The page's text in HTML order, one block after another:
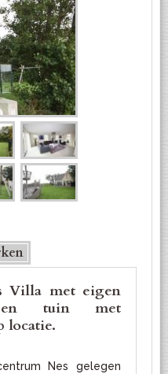
Villa met eigen
en tuin met
locatie.
Nes gelegen